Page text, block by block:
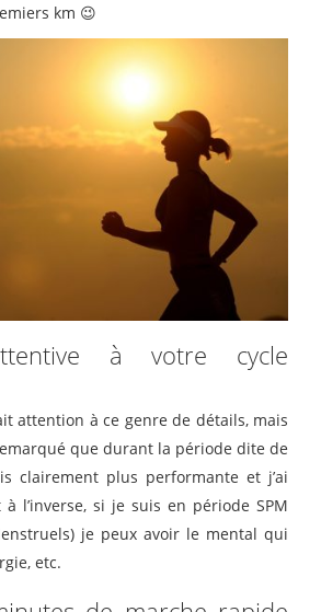
km 😉
à votre cycle
attention à ce genre de détails, mais
que durant la période dite de
clairement plus performante et j’ai
à l’inverse, si je suis en période SPM
je peux avoir le mental qui
etc.